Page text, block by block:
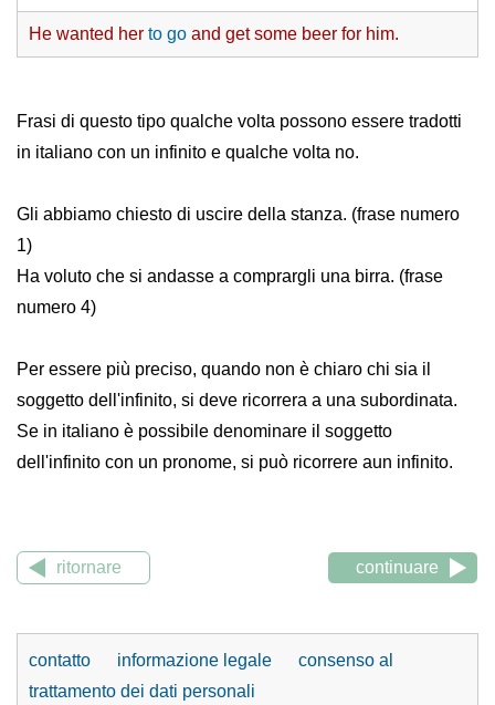
He wanted her to go and get some beer for him.
Frasi di questo tipo qualche volta possono essere tradotti
in italiano con un infinito e qualche volta no.
Gli abbiamo chiesto di uscire della stanza. (frase numero
1)
Ha voluto che si andasse a comprargli una birra. (frase
numero 4)
Per essere più preciso, quando non è chiaro chi sia il
soggetto dell'infinito, si deve ricorrera a una subordinata.
Se in italiano è possibile denominare il soggetto
dell'infinito con un pronome, si può ricorrere aun infinito.
ritornare continuare
contatto informazione legale
consenso al
trattamento dei dati personali